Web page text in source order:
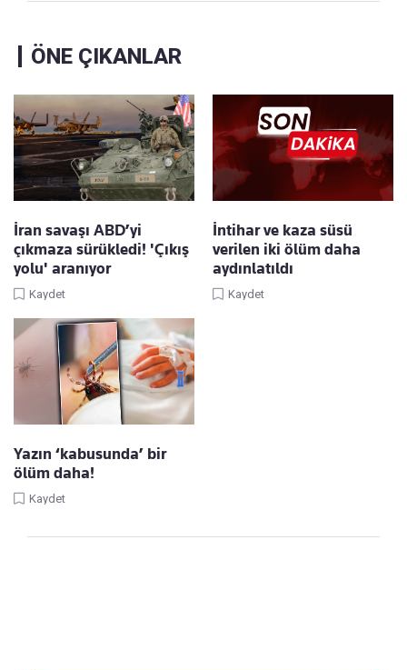
ÖNE ÇIKANLAR
İran savaşı ABD’yi
çıkmaza sürükledi! 'Çıkış
yolu' aranıyor
Kaydet
İntihar ve kaza süsü
verilen iki ölüm daha
aydınlatıldı
Kaydet
Yazın ‘kabusunda’ bir
ölüm daha!
Kaydet